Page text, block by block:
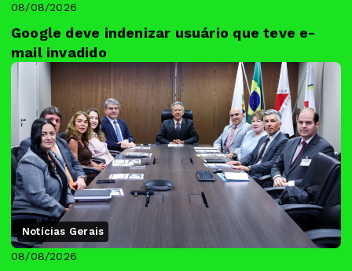
08/08/2026
Google deve indenizar usuário que teve e-
mail invadido
Notícias Gerais
08/08/2026